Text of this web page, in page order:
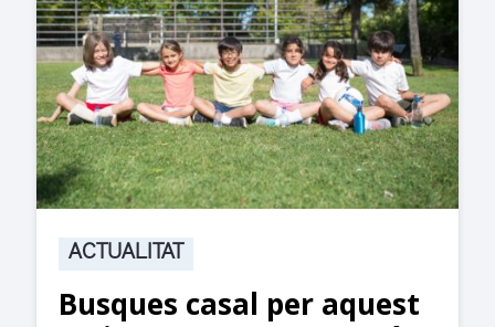
ACTUALITAT
Suspesa l’activitat als